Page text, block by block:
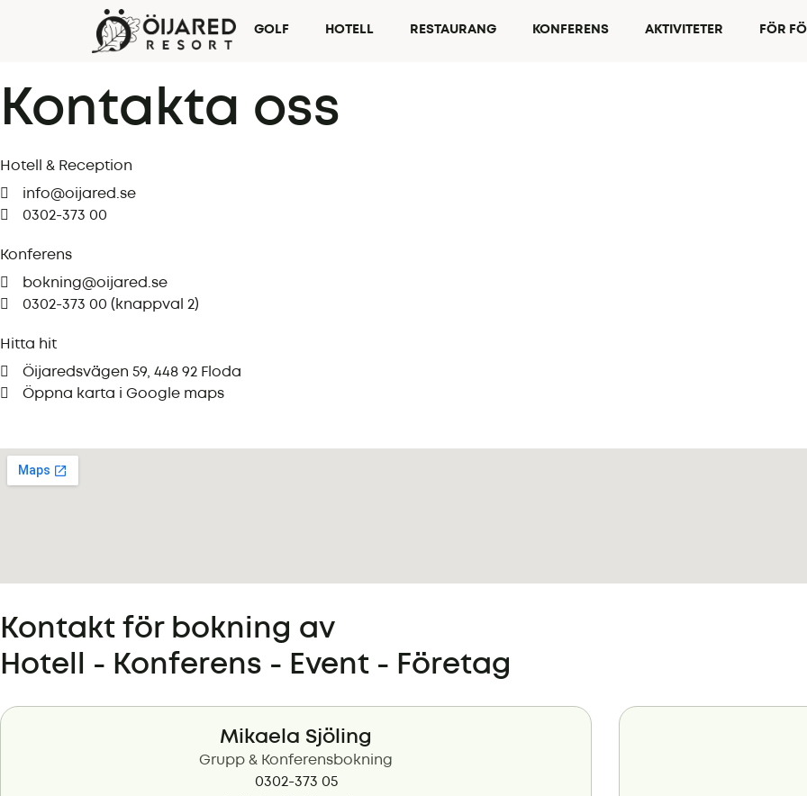
GOLF HOTELL RESTAURANG KONFERENS AKTIVITETER FÖR
Kontakta oss
Hotell & Reception
info@oijared.se
0302-373 00
Konferens
bokning@oijared.se
0302-373 00 (knappval 2)
Hitta hit
Öijaredsvägen 59, 448 92 Floda
Öppna karta i Google maps
Kontakt för bokning av
Hotell - Konferens - Event - Företag
Mikaela Sjöling
Grupp & Konferensbokning
0302-373 05